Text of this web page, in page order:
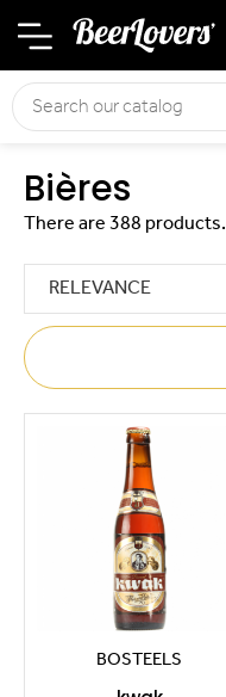
Bières
There are 388 products.
RELEVANCE
BOSTEELS